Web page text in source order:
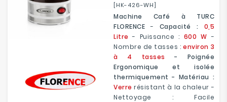
[HK-426-WH]
Machine Café à TURC
FLORENCE - Capacité : 0,5
Litre - Puissance : 600 W -
Nombre de tasses :environ 3
à 4 tasses - Poignée
Ergonomique et isolée
thermiquement - Matériau :
Verre résistant à la chaleur -
Nettoyage : Facile